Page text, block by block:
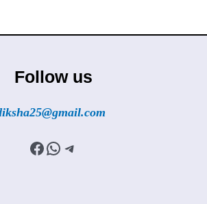
Follow us
Facebook
WhatsApp
Telegram